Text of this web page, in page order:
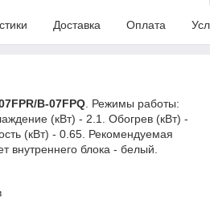
Доставка Оплата
B-07FPQ . Режимы работы:
(кВт) - 2.1. Обогрев (кВт) -
(кВт) - 0.65. Рекомендуемая
внутреннего блока - белый.